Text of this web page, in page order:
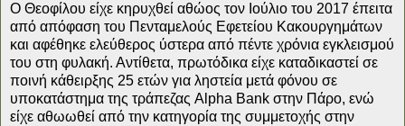
Ο Θεοφίλου είχε κηρυχθεί αθώος τον Ιούλιο του 2017 έπειτα
από απόφαση του Πενταμελούς Εφετείου Κακουργημάτων
και αφέθηκε ελεύθερος ύστερα από πέντε χρόνια εγκλεισμού
του στη φυλακή. Αντίθετα, πρωτόδικα είχε καταδικαστεί σε
ποινή κάθειρξης 25 ετών για ληστεία μετά φόνου σε
υποκατάστημα της τράπεζας Alpha Bank στην Πάρο, ενώ
είχε αθωωθεί από την κατηγορία της συμμετοχής στην